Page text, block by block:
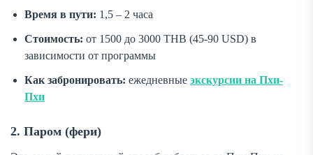
Время в пути: 1,5 – 2 часа
Стоимость: от 1500 до 3000 THB (45-90 USD) в
зависимости от программы
Как забронировать: ежедневные экскурсии на Пхи-
Пхи
2. Паром (фери)